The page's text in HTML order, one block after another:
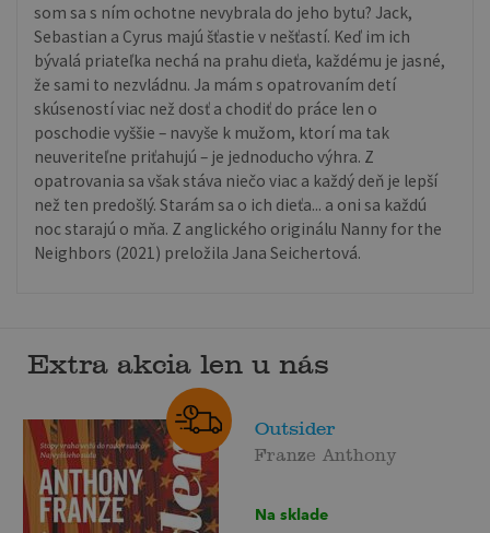
som sa s ním ochotne nevybrala do jeho bytu? Jack,
Sebastian a Cyrus majú šťastie v nešťastí. Keď im ich
bývalá priateľka nechá na prahu dieťa, každému je jasné,
že sami to nezvládnu. Ja mám s opatrovaním detí
skúseností viac než dosť a chodiť do práce len o
poschodie vyššie – navyše k mužom, ktorí ma tak
neuveriteľne priťahujú – je jednoducho výhra. Z
opatrovania sa však stáva niečo viac a každý deň je lepší
než ten predošlý. Starám sa o ich dieťa... a oni sa každú
noc starajú o mňa. Z anglického originálu Nanny for the
Neighbors (2021) preložila Jana Seichertová.
Extra akcia len u nás
Outsider
Franze Anthony
Na sklade